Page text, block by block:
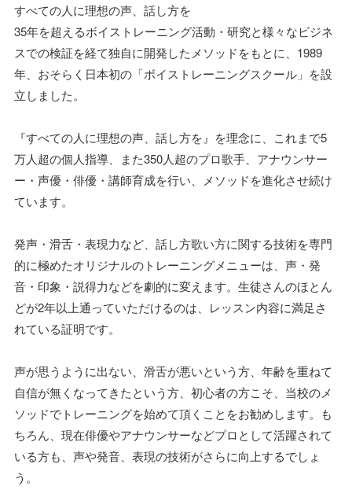
すべての人に理想の声、話し方を
35年を超えるボイストレーニング活動・研究と様々なビジネ
スでの検証を経て独自に開発したメソッドをもとに、1989
年、おそらく日本初の「ボイストレーニングスクール」を設
立しました。
『すべての人に理想の声、話し方を』を理念に、これまで5
万人超の個人指導、また350人超のプロ歌手、アナウンサー
ー・声優・俳優・講師育成を行い、メソッドを進化させ続け
ています。
発声・滑舌・表現力など、話し方歌い方に関する技術を専門
的に極めたオリジナルのトレーニングメニューは、声・発
音・印象・説得力などを劇的に変えます。生徒さんのほとん
どが2年以上通っていただけるのは、レッスン内容に満足さ
れている証明です。
声が思うように出ない、滑舌が悪いという方、年齢を重ねて
自信が無くなってきたという方、初心者の方こそ、当校のメ
ソッドでトレーニングを始めて頂くことをお勧めします。も
ちろん、現在俳優やアナウンサーなどプロとして活躍されて
いる方も、声や発音、表現の技術がさらに向上するでしょ
う。